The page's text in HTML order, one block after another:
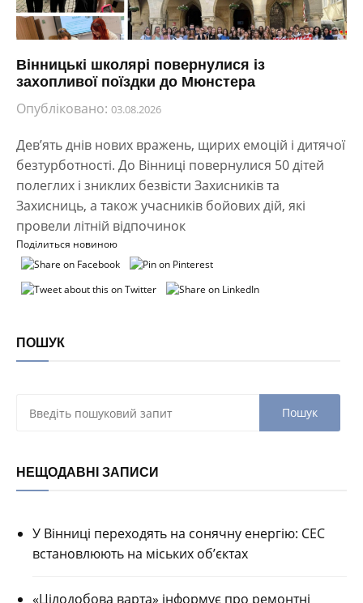
Вінницькі школярі повернулися із
захопливої поїздки до Мюнстера
Опубліковано: 03.08.2026
Дев’ять днів нових вражень, щирих емоцій і дитячої
безтурботності. До Вінниці повернулися 50 дітей
полеглих і зниклих безвісти Захисників та
Захисниць, а також учасників бойових дій, які
провели літній відпочинок
Поділиться новиною
ПОШУК
НЕЩОДАВНІ ЗАПИСИ
У Вінниці переходять на сонячну енергію: СЕС
встановлюють на міських об’єктах
«Цілодобова варта» інформує про ремонтні